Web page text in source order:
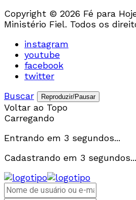
Copyright © 2026 Fé para
Ministério Fiel. Todos os
instagram
youtube
facebook
twitter
Buscar
Reproduzir/Pausar
Voltar ao Topo
Carregando
Entrando em 3 segundos...
Cadastrando em 3 segundos...